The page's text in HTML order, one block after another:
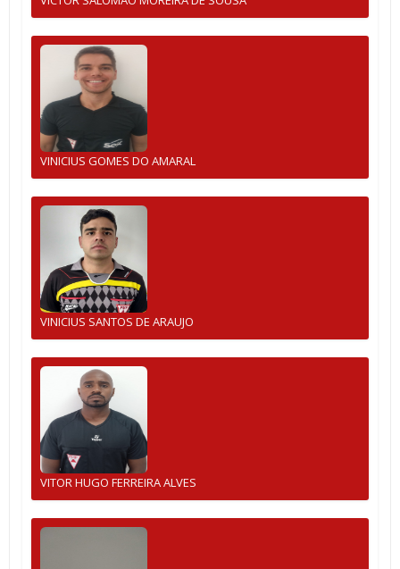
VINICIUS GOMES DO AMARAL
VINICIUS SANTOS DE ARAUJO
VITOR HUGO FERREIRA ALVES